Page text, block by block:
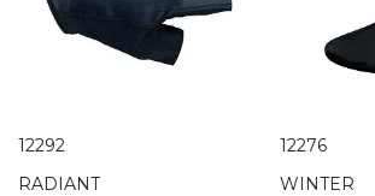
12292
RADIANT
12276
WINTER